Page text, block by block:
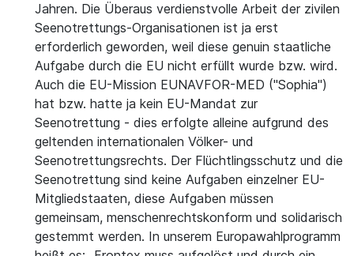
Jahren. Die Überaus verdienstvolle Arbeit der zivilen
Seenotrettungs-Organisationen ist ja erst
erforderlich geworden, weil diese genuin staatliche
Aufgabe durch die EU nicht erfüllt wurde bzw. wird.
Auch die EU-Mission EUNAVFOR-MED ("Sophia")
hat bzw. hatte ja kein EU-Mandat zur
Seenotrettung - dies erfolgte alleine aufgrund des
geltenden internationalen Völker- und
Seenotrettungsrechts. Der Flüchtlingsschutz und die
Seenotrettung sind keine Aufgaben einzelner EU-
Mitgliedstaaten, diese Aufgaben müssen
gemeinsam, menschenrechtskonform und solidarisch
gestemmt werden. In unserem Europawahlprogramm